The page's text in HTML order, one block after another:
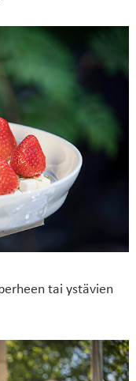
tai ystävien